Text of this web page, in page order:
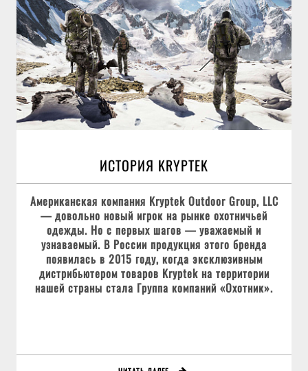
ИСТОРИЯ KRYPTEK
Американская компания Kryptek Outdoor Group, LLC
— довольно новый игрок на рынке охотничьей
одежды. Но с первых шагов — уважаемый и
узнаваемый. В России продукция этого бренда
появилась в 2015 году, когда эксклюзивным
дистрибьютером товаров Kryptek на территории
нашей страны стала Группа компаний «Охотник».